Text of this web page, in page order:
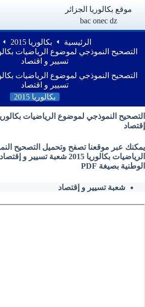
موقع بكالوريا الجزائر
bac onec dz
الرئيسية
بكالوريا 2015
تسيير و اقتصاد
تسيير و اقتصاد
بكالوريا 2015
إقتصاد
يمكنك عبر موقعنا تصفح وتحميل التصحيح
الرياضيات بكالوريا 2015 شعبة
الوطنية بصيغة PDF
شعبة تسيير و إقتصاد